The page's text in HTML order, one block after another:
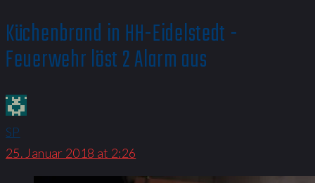
Küchenbrand in HH-Eidelstedt -
Feuerwehr löst 2 Alarm aus
SP
25. Januar 2018 at 2:26